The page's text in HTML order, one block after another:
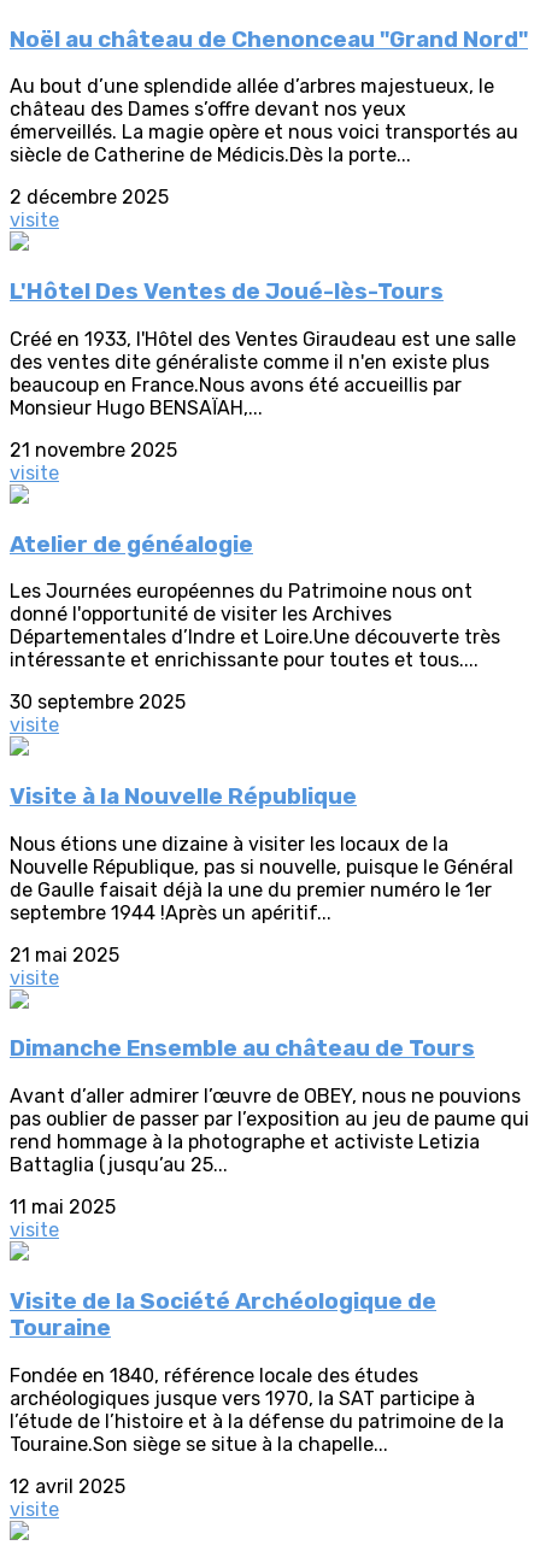
Noël au château de Chenonceau "Grand Nord"
Au bout d’une splendide allée d’arbres majestueux, le
château des Dames s’offre devant nos yeux
émerveillés. La magie opère et nous voici transportés au
siècle de Catherine de Médicis.Dès la porte...
2 décembre 2025
visite
L'Hôtel Des Ventes de Joué-lès-Tours
Créé en 1933, l'Hôtel des Ventes Giraudeau est une salle
des ventes dite généraliste comme il n'en existe plus
beaucoup en France.Nous avons été accueillis par
Monsieur Hugo BENSAÏAH,...
21 novembre 2025
visite
Atelier de généalogie
Les Journées européennes du Patrimoine nous ont
donné l'opportunité de visiter les Archives
Départementales d’Indre et Loire.Une découverte très
intéressante et enrichissante pour toutes et tous....
30 septembre 2025
visite
Visite à la Nouvelle République
Nous étions une dizaine à visiter les locaux de la
Nouvelle République, pas si nouvelle, puisque le Général
de Gaulle faisait déjà la une du premier numéro le 1er
septembre 1944 !Après un apéritif...
21 mai 2025
visite
Dimanche Ensemble au château de Tours
Avant d’aller admirer l’œuvre de OBEY, nous ne pouvions
pas oublier de passer par l’exposition au jeu de paume qui
rend hommage à la photographe et activiste Letizia
Battaglia (jusqu’au 25...
11 mai 2025
visite
Visite de la Société Archéologique de
Touraine
Fondée en 1840, référence locale des études
archéologiques jusque vers 1970, la SAT participe à
l’étude de l’histoire et à la défense du patrimoine de la
Touraine.Son siège se situe à la chapelle...
12 avril 2025
visite